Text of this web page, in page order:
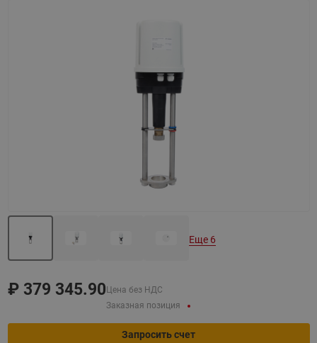
₽ 379 345.90 Цена без НДС
Заказная позиция
Запросить счет
Еще 6